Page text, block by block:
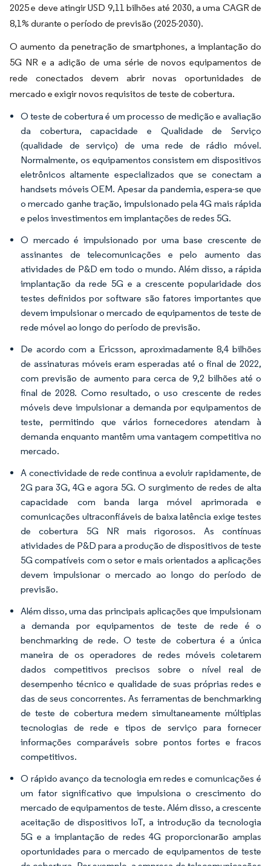
2025 e deve atingir USD 9,11 bilhões até 2030, a uma CAGR de
8,1% durante o período de previsão (2025-2030).
O aumento da penetração de smartphones, a implantação do
5G NR e a adição de uma série de novos equipamentos de
rede conectados devem abrir novas oportunidades de
mercado e exigir novos requisitos de teste de cobertura.
O teste de cobertura é um processo de medição e avaliação
da cobertura, capacidade e Qualidade de Serviço
(qualidade de serviço) de uma rede de rádio móvel.
Normalmente, os equipamentos consistem em dispositivos
eletrônicos altamente especializados que se conectam a
handsets móveis OEM. Apesar da pandemia, espera-se que
o mercado ganhe tração, impulsionado pela 4G mais rápida
e pelos investimentos em implantações de redes 5G.
O mercado é impulsionado por uma base crescente de
assinantes de telecomunicações e pelo aumento das
atividades de P&D em todo o mundo. Além disso, a rápida
implantação da rede 5G e a crescente popularidade dos
testes definidos por software são fatores importantes que
devem impulsionar o mercado de equipamentos de teste de
rede móvel ao longo do período de previsão.
De acordo com a Ericsson, aproximadamente 8,4 bilhões
de assinaturas móveis eram esperadas até o final de 2022,
com previsão de aumento para cerca de 9,2 bilhões até o
final de 2028. Como resultado, o uso crescente de redes
móveis deve impulsionar a demanda por equipamentos de
teste, permitindo que vários fornecedores atendam à
demanda enquanto mantêm uma vantagem competitiva no
mercado.
A conectividade de rede continua a evoluir rapidamente, de
2G para 3G, 4G e agora 5G. O surgimento de redes de alta
capacidade com banda larga móvel aprimorada e
comunicações ultraconfiáveis de baixa latência exige testes
de cobertura 5G NR mais rigorosos. As contínuas
atividades de P&D para a produção de dispositivos de teste
5G compatíveis com o setor e mais orientados a aplicações
devem impulsionar o mercado ao longo do período de
previsão.
Além disso, uma das principais aplicações que impulsionam
a demanda por equipamentos de teste de rede é o
benchmarking de rede. O teste de cobertura é a única
maneira de os operadores de redes móveis coletarem
dados competitivos precisos sobre o nível real de
desempenho técnico e qualidade de suas próprias redes e
das de seus concorrentes. As ferramentas de benchmarking
de teste de cobertura medem simultaneamente múltiplas
tecnologias de rede e tipos de serviço para fornecer
informações comparáveis sobre pontos fortes e fracos
competitivos.
O rápido avanço da tecnologia em redes e comunicações é
um fator significativo que impulsiona o crescimento do
mercado de equipamentos de teste. Além disso, a crescente
aceitação de dispositivos IoT, a introdução da tecnologia
5G e a implantação de redes 4G proporcionarão amplas
oportunidades para o mercado de equipamentos de teste